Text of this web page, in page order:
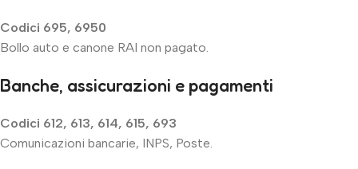
Codici 695, 6950
Bollo auto e canone RAI non pagato.
Banche, assicurazioni e pagamenti
Codici 612, 613, 614, 615, 693
Comunicazioni bancarie, INPS, Poste.